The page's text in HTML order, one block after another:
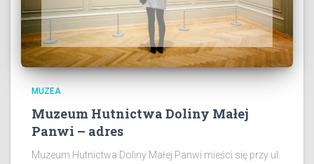
MUZEA
Muzeum Hutnictwa Doliny Małej
Panwi – adres
Muzeum Hutnictwa Doliny Małej Panwi mieści się przy ul.